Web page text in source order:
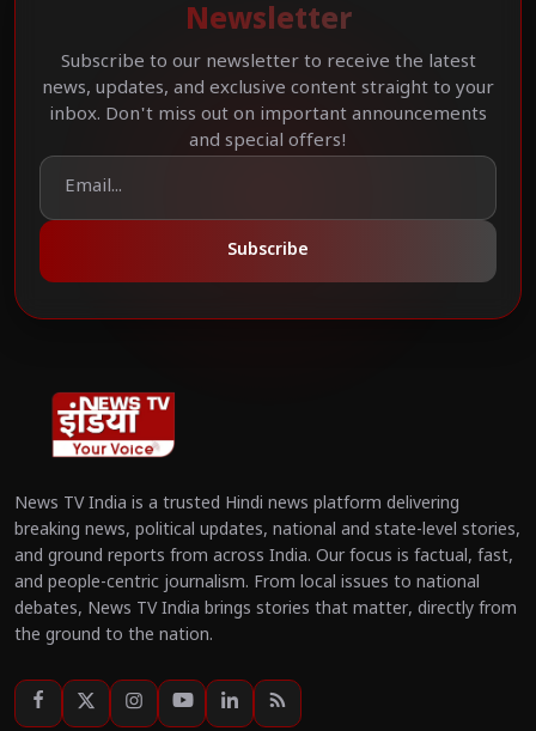
Newsletter
Subscribe to our newsletter to receive the latest
news, updates, and exclusive content straight to your
inbox. Don't miss out on important announcements
and special offers!
Subscribe
News TV India is a trusted Hindi news platform delivering
breaking news, political updates, national and state-level stories,
and ground reports from across India. Our focus is factual, fast,
and people-centric journalism. From local issues to national
debates, News TV India brings stories that matter, directly from
the ground to the nation.